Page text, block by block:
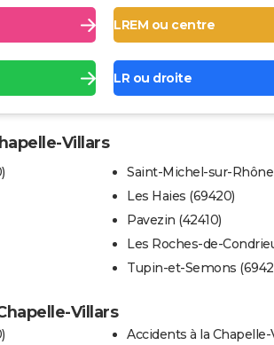
LREM ou centre
LR ou droite
Villars
Saint-Michel-sur-Rhône
Les Haies (69420)
Pavezin (42410)
Les Roches-de-
Tupin-et-Semons
Villars
Accidents à la Chapelle-